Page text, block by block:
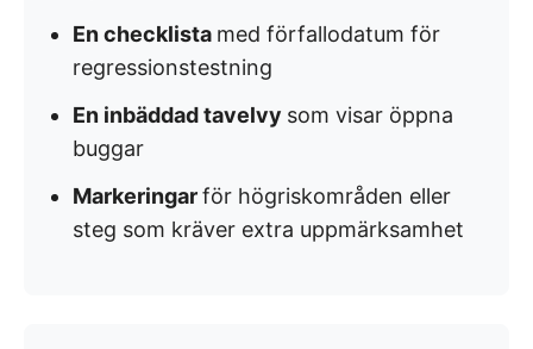
En checklista med förfallodatum för
regressionstestning
En inbäddad tavelvy som visar öppna
buggar
Markeringarför högriskområden eller
steg som kräver extra uppmärksamhet